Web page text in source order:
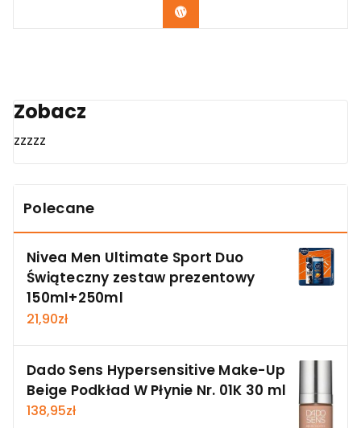
Zobacz
Zobacz
zzzzz
Polecane
Nivea Men Ultimate Sport Duo
Świąteczny zestaw prezentowy
150ml+250ml
21,90zł
Dado Sens Hypersensitive Make-Up
Beige Podkład W Płynie Nr. 01K 30 ml
138,95zł